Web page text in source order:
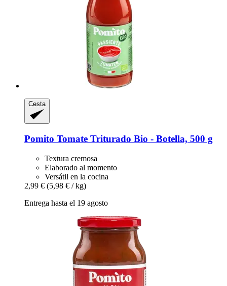
Cesta
Pomito Tomate Triturado Bio -​ Botella, 500 g
Textura cremosa
Elaborado al momento
Versátil en la cocina
2,99 € (5,98 € / kg)
Entrega hasta el 19 agosto